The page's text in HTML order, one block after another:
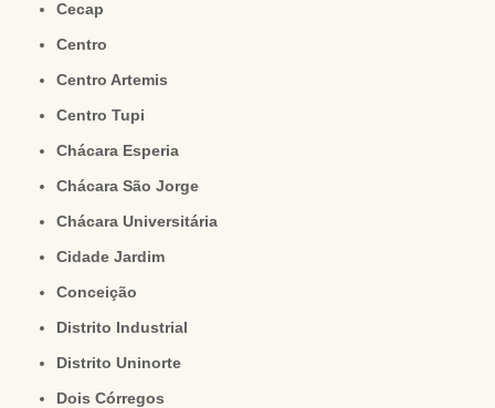
Cecap
Centro
Centro Artemis
Centro Tupi
Chácara Esperia
Chácara São Jorge
Chácara Universitária
Cidade Jardim
Conceição
Distrito Industrial
Distrito Uninorte
Dois Córregos